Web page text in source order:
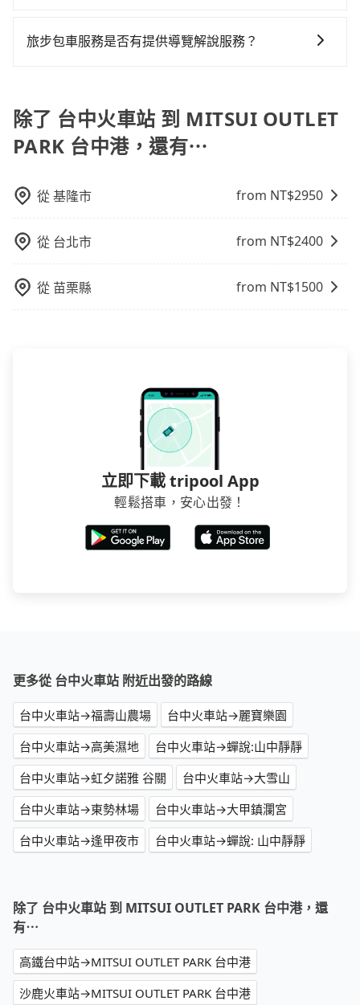
靠，您可以參考我們的「加點服務」，每個點距離在 5
外支付費用。
旅步包車服務是否有提供導覽解說服務？
booking@tripool.app聯繫我們，將有專人協助回覆確
認是否能協助安排。
除了 台中火車站 到 MITSUI OUTLET
PARK 台中港，還有⋯
從基隆市 from NT$2950
從 台北市 from NT$2400
從 苗栗縣 from NT$1500
立即下載 tripool App
輕鬆搭車，安心出發！
更多從 台中火車站 附近出發的路線
台中火車站→福壽山農場
台中火車站→麗寶樂園
台中火車站→高美濕地
台中火車站→蟬說:山中靜靜
台中火車站→虹夕諾雅 谷關
台中火車站→大雪山
台中火車站→東勢林場
台中火車站→大甲鎮瀾宮
台中火車站→逢甲夜市
台中火車站→蟬說: 山中靜靜
除了 台中火車站 到 MITSUI OUTLET PARK 台中港，還
有⋯
高鐵台中站→MITSUI OUTLET PARK 台中港
沙鹿火車站→MITSUI OUTLET PARK 台中港